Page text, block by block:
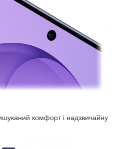
комфорт і надзвичайну